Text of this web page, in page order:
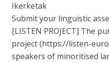
Ikerketak
Submit your linguistic
[LISTEN PROJECT] The
project (https://listen-
speakers of minoritised